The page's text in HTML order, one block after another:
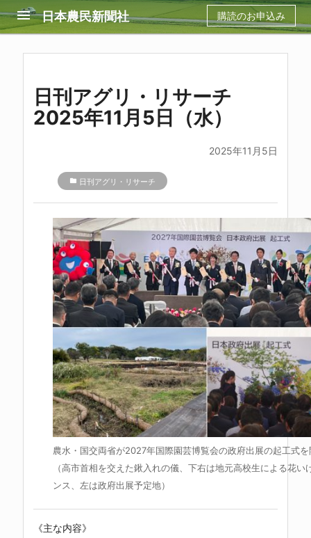
menu 日本農民新聞社 購読のお申込み
日刊アグリ・リサーチ
2025年11月5日（水）
2025年11月5日
folder 日刊アグリ・リサーチ
農水・国交両省が2027年国際園芸博覧会の政府出展の起工式
（高市首相を交えた鍬入れの儀、下右は地元高校生による花い
ンス、左は政府出展予定地）
《主な内容》